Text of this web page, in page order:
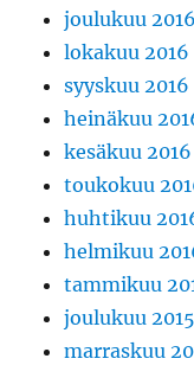
joulukuu 2016
lokakuu 2016
syyskuu 2016
heinäkuu
kesäkuu 2016
toukokuu
huhtikuu
helmikuu
tammikuu
joulukuu 2015
marraskuu